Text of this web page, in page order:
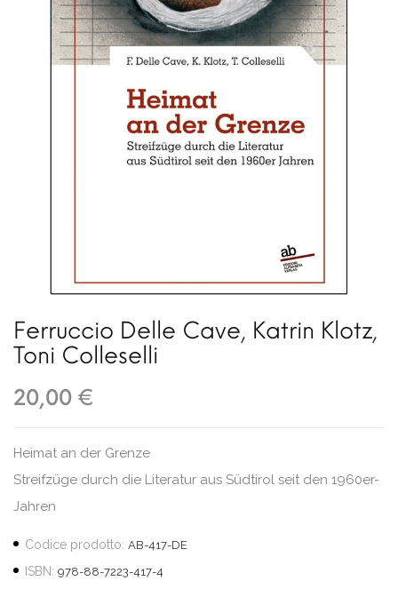
Ferruccio Delle Cave, Katrin Klotz,
Toni Colleselli
20,00 €
Heimat an der Grenze
Streifzüge durch die Literatur aus Südtirol seit den 1960er-
Jahren
Codice prodotto: AB-417-DE
ISBN: 978-88-7223-417-4